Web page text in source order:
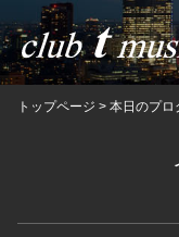
トップページ > 本日のプロ